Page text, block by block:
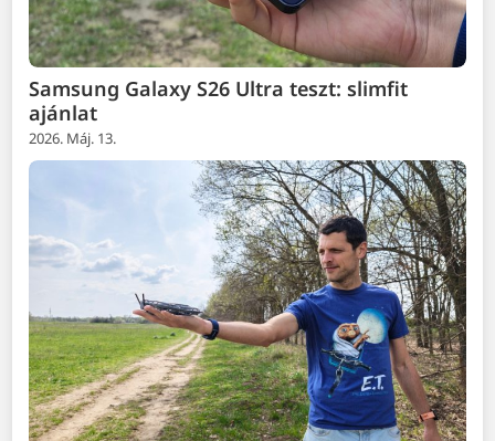
Samsung Galaxy S26 Ultra teszt: slimfit
ajánlat
2026. Máj. 13.